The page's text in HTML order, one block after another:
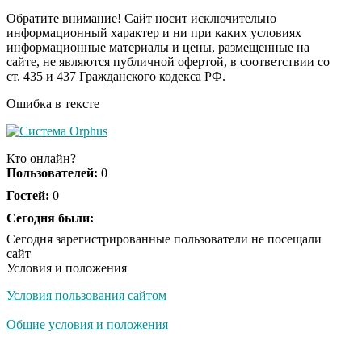
i
Королева вагона
отожгла! Видео не
оставит равнодушным
Обратите внимание! Сайт носит исключительно
информационный характер и ни при каких условиях
информационные материалы и цены, размещенные на
сайте, не являются публичной офертой, в соответствии со
ст. 435 и 437 Гражданского кодекса РФ.
Ошибка в тексте
Кто онлайн?
Пользователей: 0
Гостей: 0
Сегодня были:
Сегодня зарегистрированные пользователи не посещали
сайт
Условия и положения
Условия пользования сайтом
Общие условия и положения